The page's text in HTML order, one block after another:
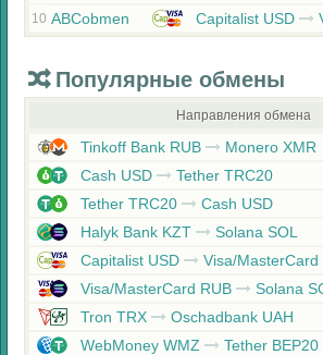
10 ABCobmen Capitalist USD
Популярные обмены
Направления обмена
Tinkoff Bank RUB
Monero XMR
Cash USD
Tether TRC20
Tether TRC20
Cash USD
Halyk Bank KZT
Solana SOL
Capitalist USD
Visa/MasterCard
Visa/MasterCard RUB
Solana
Tron TRX
Oschadbank UAH
WebMoney WMZ
Tether BEP20